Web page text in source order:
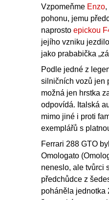
Vzpomeňme Enzo,
pohonu, jemu
naprosto epickou
jejího vzniku
jako prababička
Podle jedné z
silničních vozů jen
možná jen hrstka
odpovídá. Italská
mimo jiné i proti
exemplářů s
Ferrari 288 GTO
Omologato
neneslo, ale tvůrci
předchůdce z
poháněla jednotka